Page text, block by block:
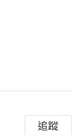
追蹤